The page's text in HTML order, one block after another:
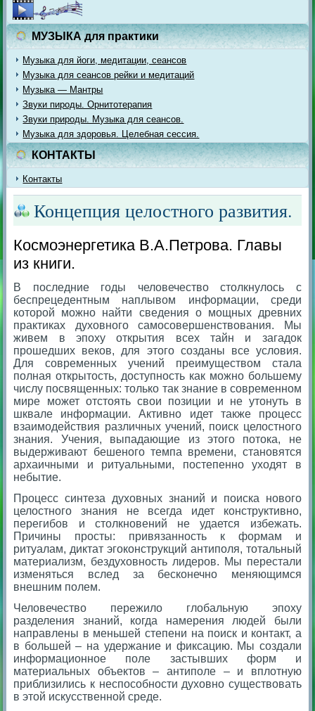
МУЗЫКА для практики
Музыка для йоги, медитации, сеансов
Музыка для сеансов рейки и медитаций
Музыка — Мантры
Звуки пироды. Орнитотерапия
Звуки природы. Музыка для сеансов.
Музыка для здоровья. Целебная сессия.
КОНТАКТЫ
Контакты
Концепция целостного развития.
Космоэнергетика В.А.Петрова. Главы
из книги.
В последние годы человечество столкнулось с
беспрецедентным наплывом информации, среди
которой можно найти сведения о мощных древних
практиках духовного самосовершенствования. Мы
живем в эпоху открытия всех тайн и загадок
прошедших веков, для этого созданы все условия.
Для современных учений преимуществом стала
полная открытость, доступность как можно большему
числу посвященных: только так знание в современном
мире может отстоять свои позиции и не утонуть в
шквале информации. Активно идет также процесс
взаимодействия различных учений, поиск целостного
знания. Учения, выпадающие из этого потока, не
выдерживают бешеного темпа времени, становятся
архаичными и ритуальными, постепенно уходят в
небытие.
Процесс синтеза духовных знаний и поиска нового
целостного знания не всегда идет конструктивно,
перегибов и столкновений не удается избежать.
Причины просты: привязанность к формам и
ритуалам, диктат эгоконструкций антиполя, тотальный
материализм, бездуховность лидеров. Мы перестали
изменяться вслед за бесконечно меняющимся
внешним полем.
Человечество пережило глобальную эпоху
разделения знаний, когда намерения людей были
направлены в меньшей степени на поиск и контакт, а
в большей – на удержание и фиксацию. Мы создали
информационное поле застывших форм и
материальных объектов – антиполе – и вплотную
приблизились к неспособности духовно существовать
в этой искусственной среде.